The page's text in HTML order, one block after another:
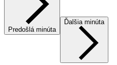
Predošlá minúta
Ďalšia minúta